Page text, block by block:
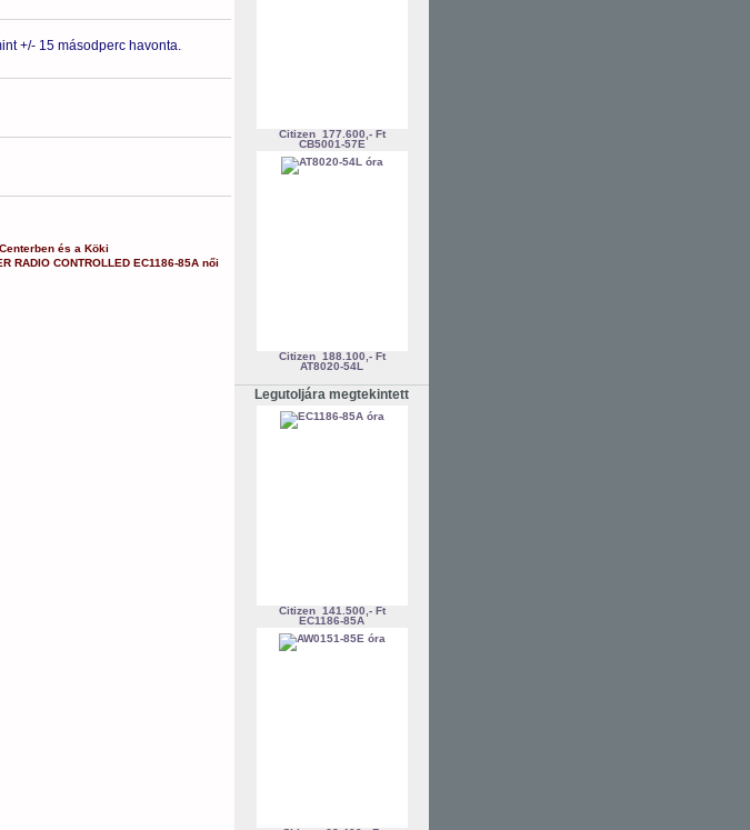
+/- 15 másodperc havonta.
és a Köki
RADIO CONTROLLED EC1186-85A női
Citizen 177.600,- Ft
CB5001-57E
Citizen 188.100,- Ft
AT8020-54L
Legutoljára megtekintett
Citizen 141.500,- Ft
EC1186-85A